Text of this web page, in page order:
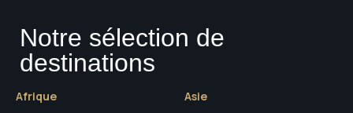
Notre sélection de
destinations
Afrique Asie